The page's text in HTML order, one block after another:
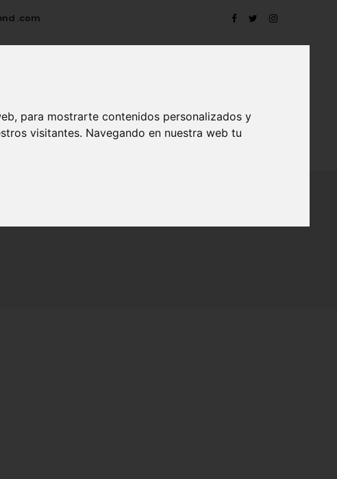
para mostrarte contenidos personalizados y
visitantes. Navegando en nuestra web tu
.com